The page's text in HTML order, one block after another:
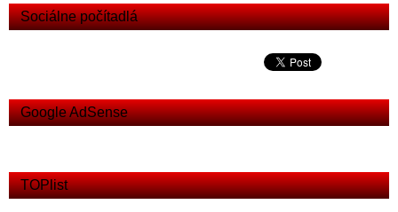
Sociálne počítadlá
Google AdSense
TOPlist